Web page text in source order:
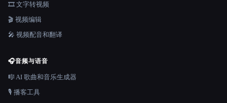
🎞️ 文字转视频
🎬 视频编辑
🎤 视频配音和翻译
🎧音频与语音
🎼 AI 歌曲和音乐生成器
🎙️ 播客工具